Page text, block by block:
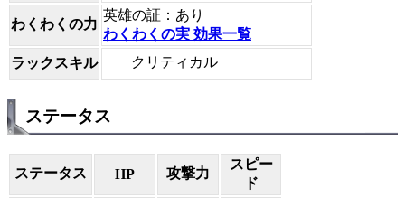
わくわくの力
英雄の証：あり
わくわくの実 効果一覧
ラックスキル
クリティカル
ステータス
ステータス HP 攻撃力
スピー
ド